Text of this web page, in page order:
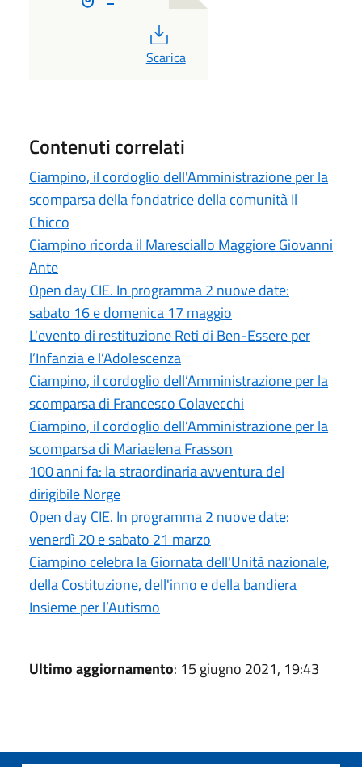
PDF
Scarica
Contenuti correlati
Ciampino, il cordoglio dell'Amministrazione per la
scomparsa della fondatrice della comunità Il
Chicco
Ciampino ricorda il Maresciallo Maggiore Giovanni
Ante
Open day CIE. In programma 2 nuove date:
sabato 16 e domenica 17 maggio
L'evento di restituzione Reti di Ben-Essere per
l’Infanzia e l’Adolescenza
Ciampino, il cordoglio dell’Amministrazione per la
scomparsa di Francesco Colavecchi
Ciampino, il cordoglio dell’Amministrazione per la
scomparsa di Mariaelena Frasson
100 anni fa: la straordinaria avventura del
dirigibile Norge
Open day CIE. In programma 2 nuove date:
venerdì 20 e sabato 21 marzo
Ciampino celebra la Giornata dell'Unità nazionale,
della Costituzione, dell'inno e della bandiera
Insieme per l’Autismo
Ultimo aggiornamento: 15 giugno 2021, 19:43